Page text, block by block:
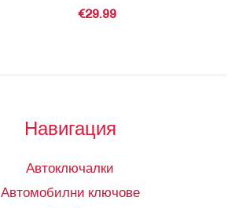
€29.99
Навигация
Автоключалки
Автомобилни ключове